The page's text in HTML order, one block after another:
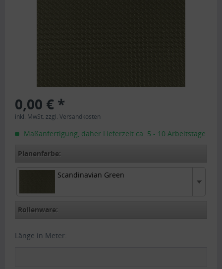
0,00 € *
inkl. MwSt. zzgl. Versandkosten
Maßanfertigung, daher Lieferzeit ca. 5 - 10 Arbeitstage
Planenfarbe:
Scandinavian GreenScandinavian Green
Rollenware:
Länge in Meter: